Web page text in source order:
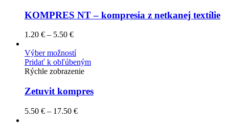
KOMPRES NT – kompresia z netkanej textílie
1.20 € – 5.50 €
Výber možností
Pridať k obľúbeným
Rýchle zobrazenie
Zetuvit kompres
5.50 € – 17.50 €